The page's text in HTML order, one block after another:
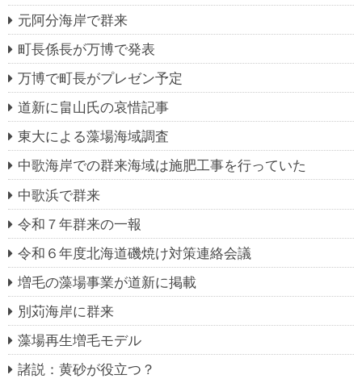
元阿分海岸で群来
町長係長が万博で発表
万博で町長がプレゼン予定
道新に畠山氏の哀惜記事
東大による藻場海域調査
中歌海岸での群来海域は施肥工事を行っていた
中歌浜で群来
令和７年群来の一報
令和６年度北海道磯焼け対策連絡会議
増毛の藻場事業が道新に掲載
別苅海岸に群来
藻場再生増毛モデル
諸説：黄砂が役立つ？